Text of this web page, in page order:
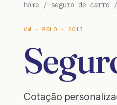
home / seguro de carro /
VW ·POLO · 2013
Cotação